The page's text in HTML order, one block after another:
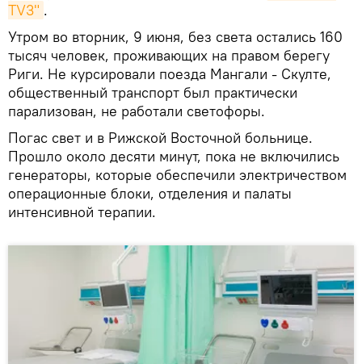
TV3" .
Утром во вторник, 9 июня, без света остались 160
тысяч человек, проживающих на правом берегу
Риги. Не курсировали поезда Мангали - Скулте,
общественный транспорт был практически
парализован, не работали светофоры.
Погас свет и в Рижской Восточной больнице.
Прошло около десяти минут, пока не включились
генераторы, которые обеспечили электричеством
операционные блоки, отделения и палаты
интенсивной терапии.